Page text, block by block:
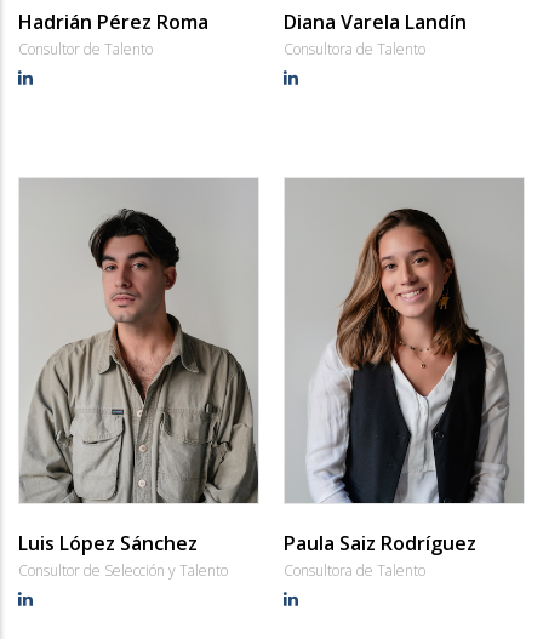
Hadrián Pérez Roma
Consultor de Talento
Diana Varela Landín
Consultora de Talento
Luis López Sánchez
Consultor de Selección y Talento
Paula Saiz Rodríguez
Consultora de Talento